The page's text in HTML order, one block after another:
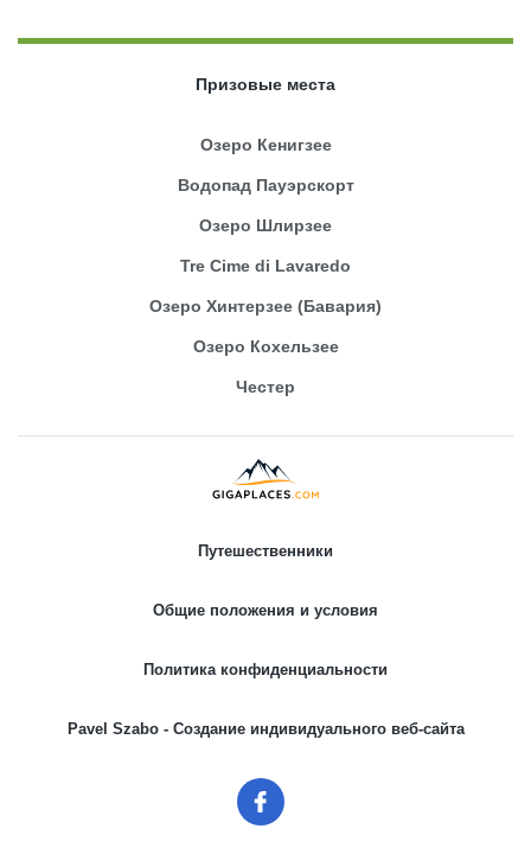
Призовые места
Озеро Кенигзее
Водопад Пауэрскорт
Озеро Шлирзее
Tre Cime di Lavaredo
Озеро Хинтерзее (Бавария)
Озеро Кохельзее
Честер
Путешественники
Общие положения и условия
Политика конфиденциальности
Pavel Szabo - Создание индивидуального веб-сайта